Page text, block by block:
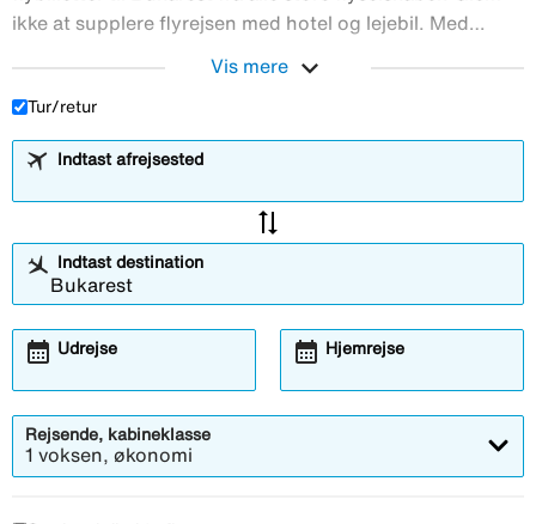
ikke at supplere flyrejsen med hotel og lejebil. Med
Vis mere expand_more
Tur/retur
Indtast afrejsested
sync_alt
Indtast destination
Udrejse
calendar_month Hjemrejse
calendar_month
Rejsende, kabineklasse
1 voksen, økonomi